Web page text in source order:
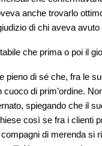
anche trovarlo
di chi aveva
che prima o poi il
di sé che, fra le
di prim’ordine.
spiegando che il
così se fra i clienti
di merenda si